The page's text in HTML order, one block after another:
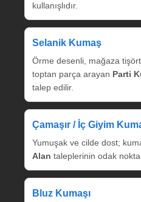
kullanışlıdır.
Selanik Kumaş
Örme desenli, mağaza
toptan parça arayan Parti
talep edilir.
Çamaşır / İç Giyim
Yumuşak ve cilde dost;
Alan taleplerinin odak
Bluz Kumaşı